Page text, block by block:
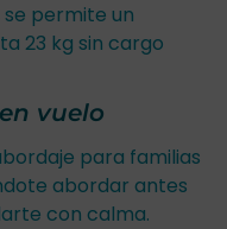
se permite un
23 kg sin cargo
vuelo
para familias
abordar antes
con calma.